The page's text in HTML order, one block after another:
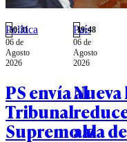
supervivencia
individual.
Todavía es
Política
20:31
06 de
Agosto
2026
PS envía al
Tribunal
Supremo al
País
19:48
06 de
Agosto
2026
Nueva
alza